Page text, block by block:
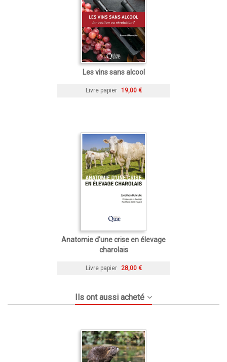
Les vins sans alcool
Livre papier 19,00 €
Anatomie d'une crise en élevage
charolais
Livre papier 28,00 €
Ils ont aussi acheté